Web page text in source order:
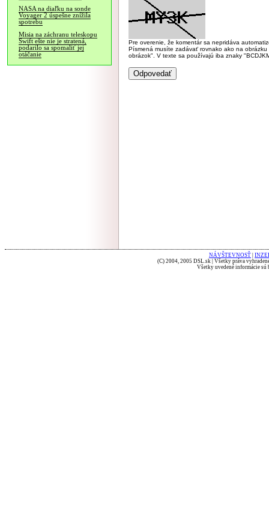
NASA na diaľku na sonde
Voyager 2 úspešne znížila
spotrebu
Misia na záchranu teleskopu
Swift ešte nie je stratená,
podarilo sa spomaliť jej
otáčanie
Pre overenie, že komentár sa nepridáva
Písmená musíte zadávať rovnako ako na
obrázok". V texte sa používajú iba znaky
NÁVŠTEVNOSŤ
(C) 2004, 2005 DSL.sk | Všetky práva
Všetky uvedené informácie sú